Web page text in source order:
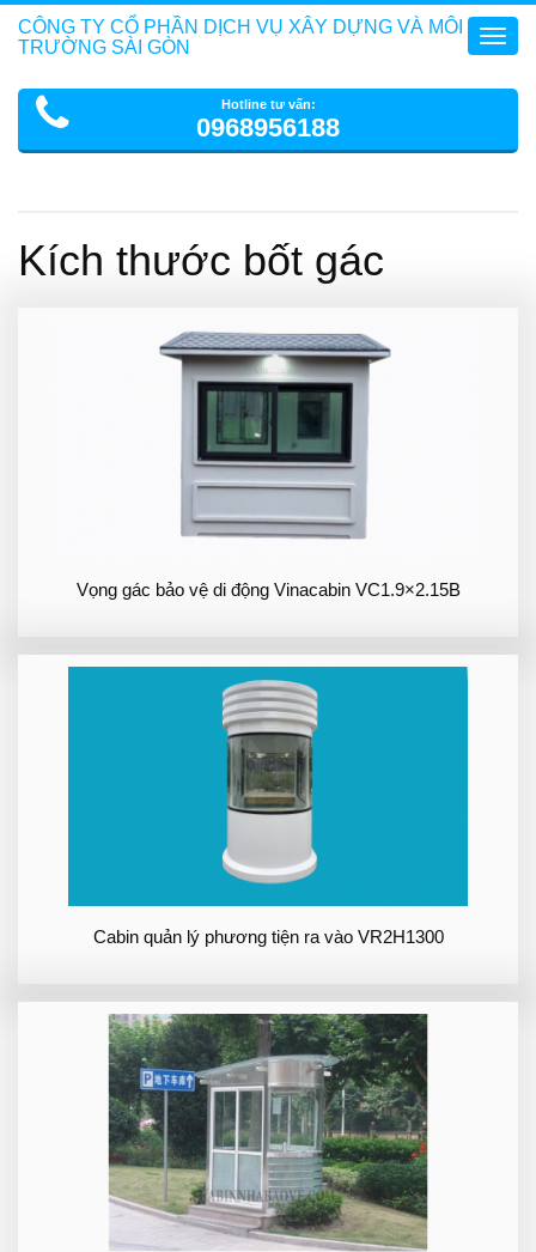
CÔNG TY CỔ PHẦN DỊCH VỤ XÂY DỰNG VÀ MÔI
TRƯỜNG SÀI GÒN
Hotline tư vấn:
0968956188
Kích thước bốt gác
Vọng gác bảo vệ di động Vinacabin VC1.9×2.15B
Cabin quản lý phương tiện ra vào VR2H1300